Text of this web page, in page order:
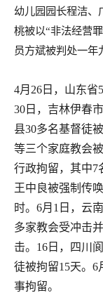
幼儿园园长程洁、
桃被以“非法经营
员方斌被判处一年
4月 26 日，山东省5
30 日，吉林伊春
县30多名基督徒
等三个家庭教会被
行政拘留，其中7
王中良被强制传
时。 6月 1 日，云
多家教会受冲击并
击。 16 日，四川
徒被拘留15天。 6
事拘留。